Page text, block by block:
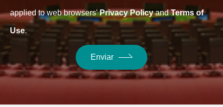
applied to web browsers'Privacy PolicyandTerms of
Use.
Enviar